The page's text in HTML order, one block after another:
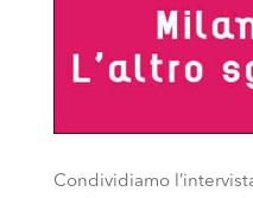
Condividiamo